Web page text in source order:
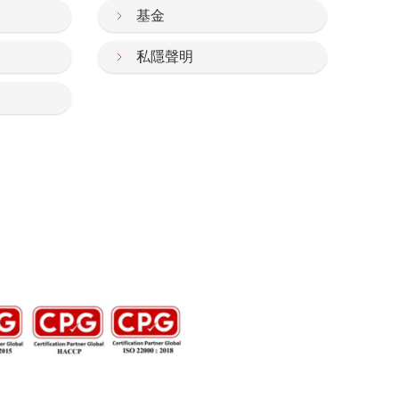
基金
私隱聲明